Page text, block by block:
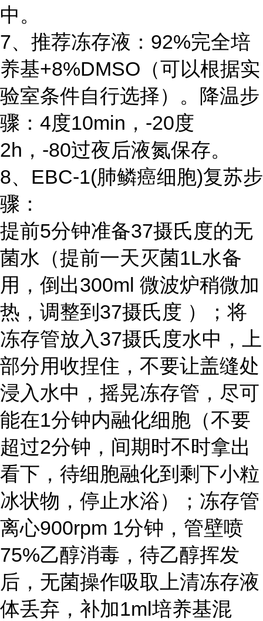
中。
7、推荐冻存液：92%完全培
养基+8%DMSO（可以根据实
验室条件自行选择）。降温步
骤：4度10min，-20度
2h，-80过夜后液氮保存。
8、EBC-1(肺鳞癌细胞)复苏步
骤：
提前5分钟准备37摄氏度的无
菌水（提前一天灭菌1L水备
用，倒出300ml 微波炉稍微加
热，调整到37摄氏度 ）；将
冻存管放入37摄氏度水中，上
部分用收捏住，不要让盖缝处
浸入水中，摇晃冻存管，尽可
能在1分钟内融化细胞（不要
超过2分钟，间期时不时拿出
看下，待细胞融化到剩下小粒
冰状物，停止水浴）；冻存管
离心900rpm 1分钟，管壁喷
75%乙醇消毒，待乙醇挥发
后，无菌操作吸取上清冻存液
体丢弃，补加1ml培养基混